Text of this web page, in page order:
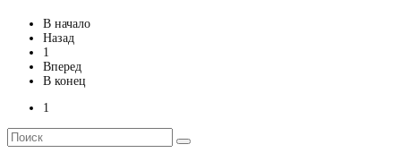
В начало
Назад
1
Вперед
В конец
1